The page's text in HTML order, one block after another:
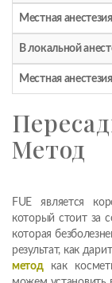
Местная
В локальной
Местная
Метод
FUE является
который стоит за
которая
результат, как
методкак